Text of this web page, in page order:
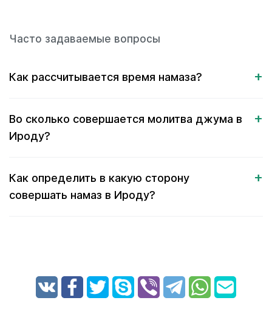
Часто задаваемые вопросы
Как рассчитывается время намаза?
Во сколько совершается молитва джума в
Ироду?
Как определить в какую сторону
совершать намаз в Ироду?